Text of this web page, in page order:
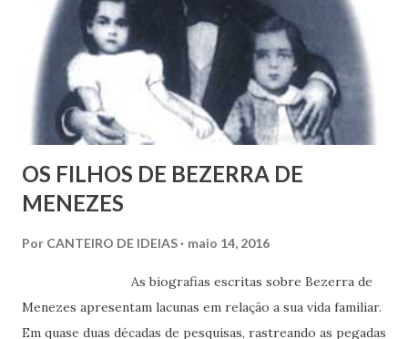
OS FILHOS DE BEZERRA DE
MENEZES
Por CANTEIRO DE IDEIAS maio 14, 2016
As biografias escritas sobre Bezerra de
Menezes apresentam lacunas em relação a sua vida familiar.
Em quase duas décadas de pesquisas, rastreando as pegadas